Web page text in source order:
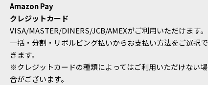
Amazon Pay
クレジットカード
VISA/MASTER/DINERS/JCB/AMEXがご利用いただけます。
一括・分割・リボルビング払いからお支払い方法をご選択で
きます。
※クレジットカードの種類によってはご利用いただけない場
合がございます。